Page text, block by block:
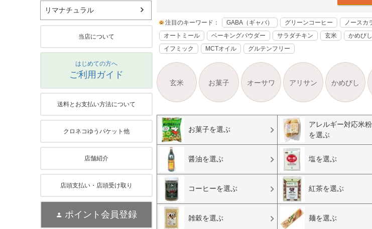
リマナチュラル
当店について
はじめての方へ
ご利用ガイド
送料とお支払い方法について
クロネコゆうパケット他
店舗紹介
店頭支払い・店頭受け取り
ポイント会員登録
注目のキーワード： GABA（ギャバ） グリーンコーヒー ノースカ
オートミール
ベーキングパウダー サラダチキン 玄米 かめび
イフミック
MCTオイル グルテンフリー
玄米 お菓子 オーサワ アリサン かめびし
お菓子を選ぶ
アレルギー対応米
を選ぶ
醤油を選ぶ 塩を選ぶ
コーヒーを選ぶ 紅茶を選ぶ
雑穀を選ぶ 麺を選ぶ